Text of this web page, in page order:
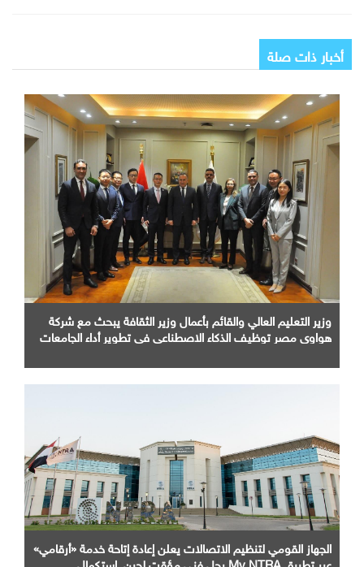
أخبار ذات صلة
وزير التعليم العالي والقائم بأعمال وزير الثقافة يبحث مع شركة
هواوي مصر توظيف الذكاء الاصطناعي في تطوير أداء الجامعات
الجهاز القومي لتنظيم الاتصالات يعلن إعادة إتاحة خدمة «أرقامي»
عبر تطبيق My NTRA بحل فني مؤقت لحين استكمال